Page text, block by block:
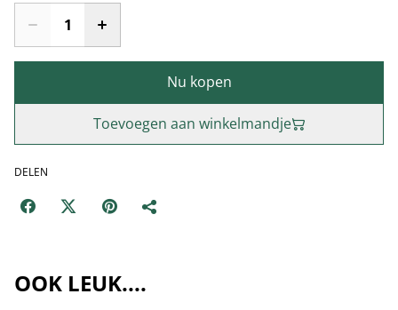
Nu kopen
Toevoegen aan winkelmandje
DELEN
OOK LEUK....